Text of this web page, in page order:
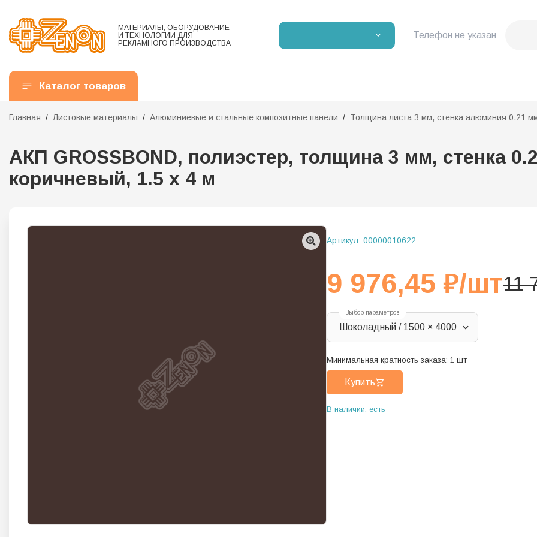
МАТЕРИАЛЫ, ОБОРУДОВАНИЕ
И ТЕХНОЛОГИИ ДЛЯ
РЕКЛАМНОГО ПРОИЗВОДСТВА
Телефон не указан
Каталог товаров
Главная Листовые материалы Алюминиевые и стальные композитные панели Толщина листа 3 мм, стенка алюминия 0.21
АКП GROSSBOND, полиэстер, толщина 3 мм, стенка
коричневый, 1.5 х 4 м
Артикул: 00000010622
9 976,45 ₽/шт11
Выбор параметров
Шоколадный / 1500 × 4000
Минимальная кратность заказа: 1 шт
Купить
В наличии: есть